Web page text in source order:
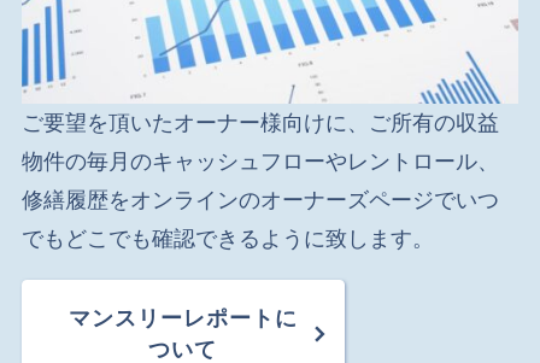
ご要望を頂いたオーナー様向けに、
ご所有の収益
物件の毎月のキャッシュフローやレントロール、
修繕履歴をオンラインのオーナーズページでいつ
でもどこでも確認できるように致します。
マンスリーレポートに
ついて